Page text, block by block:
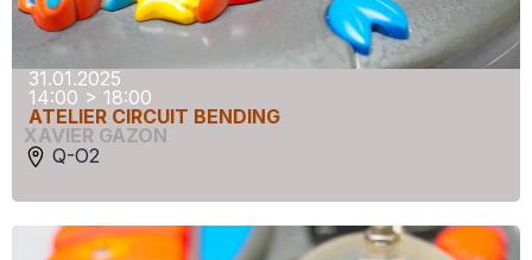
31.01.2025
14:00 > 18:00
ATELIER CIRCUIT BENDING
XAVIER GAZON
Q-O2